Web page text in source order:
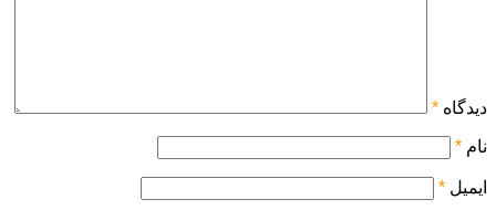
دیدگاه *
نام *
ایمیل *